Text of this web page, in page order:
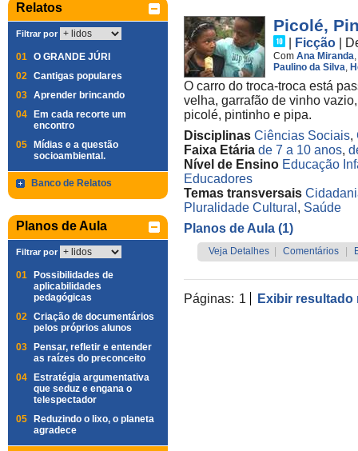
Relatos
Filtrar por
01 O GRANDE JÚRI
02 Cantigas populares
03 Aprender brincando
04
Em cada recorte um
encontro
05
Mídias e a questão
socioambiental.
Banco de Relatos
Planos de Aula
Filtrar por
01
Possibilidades de
aplicabilidades
pedagógicas
02 Criação de documentários
pelos próprios alunos
03
Pensar, refletir e entender
as raízes do preconceito
04
Estratégia argumentativa
que seduz e engana o
telespectador
05
Reduzindo o lixo, o planeta
agradece
Picolé,
Ficção
Com Ana Miranda,
Paulino da Silva,
O carro do troca-troca está
velha, garrafão de vinho
picolé, pintinho e pipa.
Disciplinas Ciências Sociais,
Faixa Etária de 7 a 10 anos,
Nível de Ensino Educação
Educadores
Temas transversais
Pluralidade Cultural , Saúde
Planos de Aula (1)
Veja Detalhes Comentários
Páginas: 1 Exibir resultado